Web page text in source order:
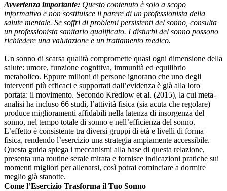
Avvertenza importante: Questo contenuto è solo a scopo
informativo e non sostituisce il parere di un professionista della
salute mentale. Se soffri di problemi persistenti del sonno, consulta
un professionista sanitario qualificato. I disturbi del sonno possono
richiedere una valutazione e un trattamento medico.
Un sonno di scarsa qualità compromette quasi ogni dimensione della
salute: umore, funzione cognitiva, immunità ed equilibrio
metabolico. Eppure milioni di persone ignorano che uno degli
interventi più efficaci e supportati dall’evidenza è già alla loro
portata: il movimento. Secondo Kredlow et al. (2015), la cui meta-
analisi ha incluso 66 studi, l’attività fisica (sia acuta che regolare)
produce miglioramenti affidabili nella latenza di insorgenza del
sonno, nel tempo totale di sonno e nell’efficienza del sonno.
L’effetto è consistente tra diversi gruppi di età e livelli di forma
fisica, rendendo l’esercizio una strategia ampiamente accessibile.
Questa guida spiega i meccanismi alla base di questa relazione,
presenta una routine serale mirata e fornisce indicazioni pratiche sui
momenti migliori per allenarsi, così potrai cominciare a dormire
meglio già stanotte.
Come l’Esercizio Trasforma il Tuo Sonno